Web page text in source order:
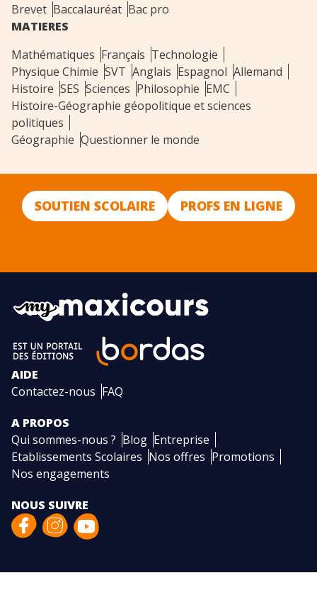
Brevet Baccalauréat Bac pro
MATIERES
Mathématiques Français Technologie
Physique Chimie SVT Anglais Espagnol Allemand
Histoire SES Sciences Philosophie EMC
Histoire-Géographie géopolitique et sciences
politiques
Géographie Questionner le monde
SOUTIEN SCOLAIRE PROFS EN LIGNE
AIDE
Contactez-nous FAQ
A PROPOS
Qui sommes-nous ? Blog Entreprise
Etablissements Scolaires Nos offres Promotions
Nos engagements
NOUS SUIVRE